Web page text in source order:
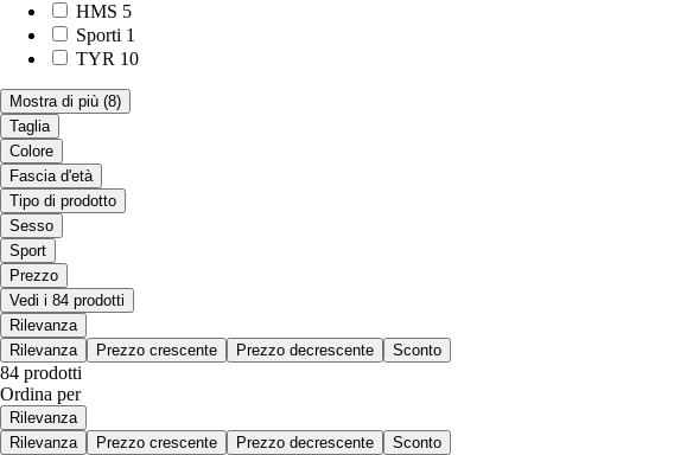
HMS 5
Sporti 1
TYR 10
Mostra di più (8)
Taglia
Colore
Fascia d'età
Tipo di prodotto
Sesso
Sport
Prezzo
Vedi i 84 prodotti
Rilevanza
Rilevanza
Prezzo crescente Prezzo decrescente Sconto
84 prodotti
Ordina per
Rilevanza
Rilevanza
Prezzo crescente Prezzo decrescente Sconto